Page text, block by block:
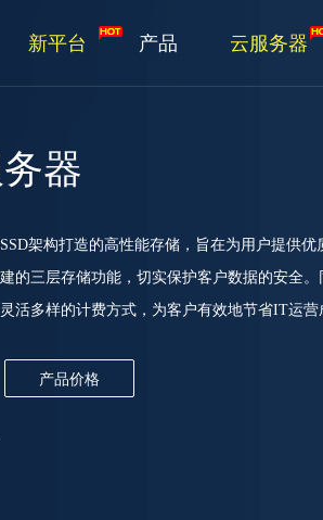
新平台 产品 云服务器
器
架构打造的高性能存储，旨在为用户提供
的三层存储功能，切实保护客户数据的安全
活多样的计费方式，为客户有效地节省IT运
产品价格